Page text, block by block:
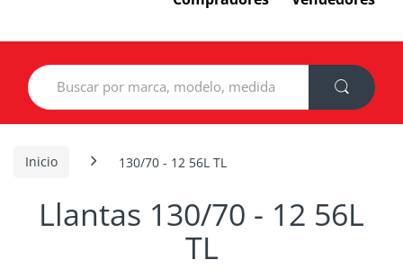
Search
for:
Inicio 130/70 - 12 56L TL
Llantas 130/70 - 12 56L
TL